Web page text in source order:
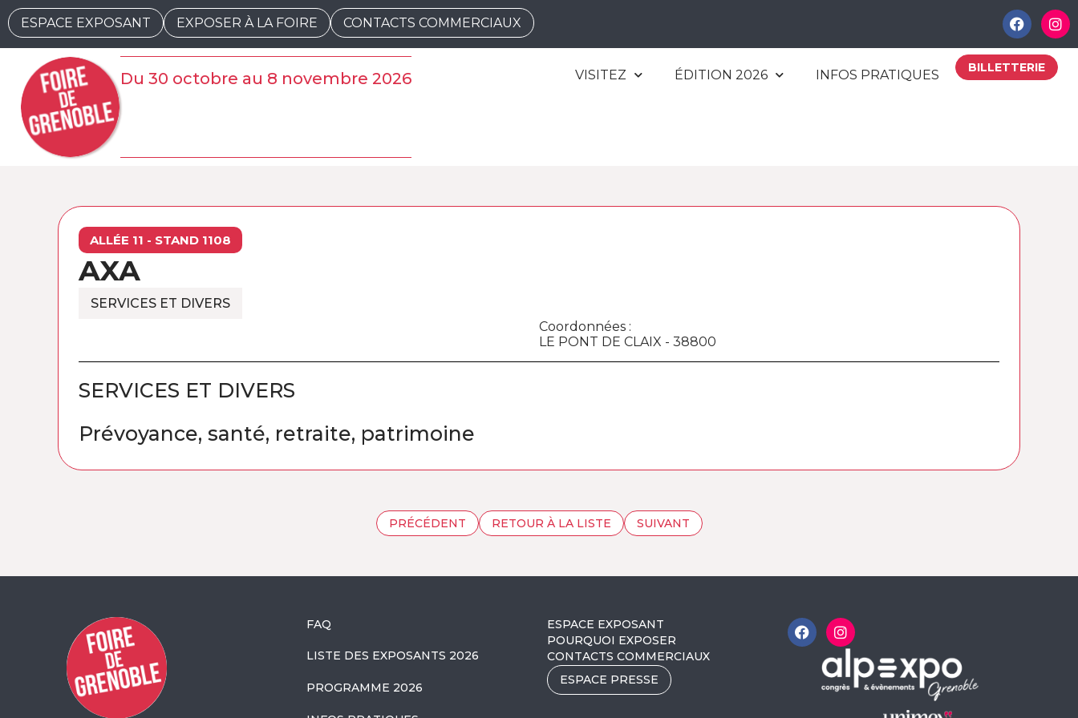
ESPACE EXPOSANT EXPOSER À LA FOIRE CONTACTS COMMERCIAUX
Du 30 octobre au 8 novembre 2026 VISITEZ ÉDITION 2026 INFOS PRATIQUES BILLETTERIE
ALLÉE 11 - STAND 1108
AXA
SERVICES ET DIVERS
Coordonnées :
LE PONT DE CLAIX - 38800
SERVICES ET DIVERS
Prévoyance, santé, retraite, patrimoine
PRÉCÉDENT RETOUR À LA LISTE SUIVANT
FAQ
LISTE DES EXPOSANTS 2026
PROGRAMME 2026
ESPACE EXPOSANT
POURQUOI EXPOSER
CONTACTS COMMERCIAUX
ESPACE PRESSE